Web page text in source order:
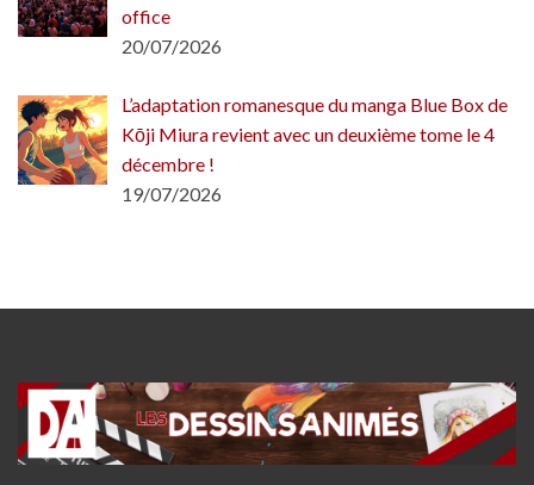
office
20/07/2026
L’adaptation romanesque du manga Blue Box de
Kōji Miura revient avec un deuxième tome le 4
décembre !
19/07/2026